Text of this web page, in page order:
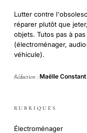
Lutter contre
réparer plutôt que
objets. Tutos pas à
(électroménager,
véhicule).
Rédaction : Maëlle Constant
RUBRIQUES
Électroménager